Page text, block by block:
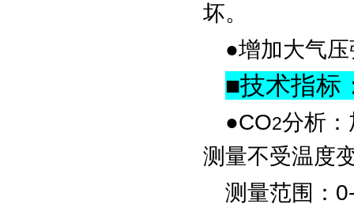
坏。
●增加大气
■技术指标
●CO2分析：
测量不受温度
测量范围：